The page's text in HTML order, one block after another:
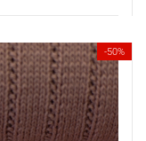
-50%